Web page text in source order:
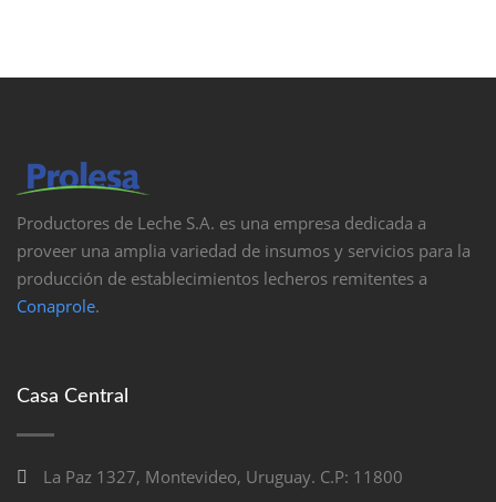
Productores de Leche S.A. es una empresa dedicada a
proveer una amplia variedad de insumos y servicios para la
producción de establecimientos lecheros remitentes a
Conaprole.
Casa Central
La Paz 1327, Montevideo, Uruguay. C.P: 11800